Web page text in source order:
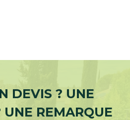
DEVIS ? UNE
UNE REMARQUE